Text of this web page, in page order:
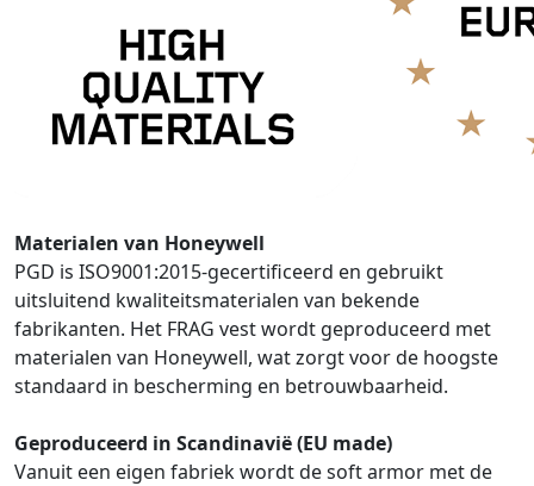
Materialen van Honeywell
PGD is ISO9001:2015-gecertificeerd en gebruikt
uitsluitend kwaliteitsmaterialen van bekende
fabrikanten. Het FRAG vest wordt geproduceerd met
materialen van Honeywell, wat zorgt voor de hoogste
standaard in bescherming en betrouwbaarheid.
Geproduceerd in Scandinavië (EU made)
Vanuit een eigen fabriek wordt de soft armor met de